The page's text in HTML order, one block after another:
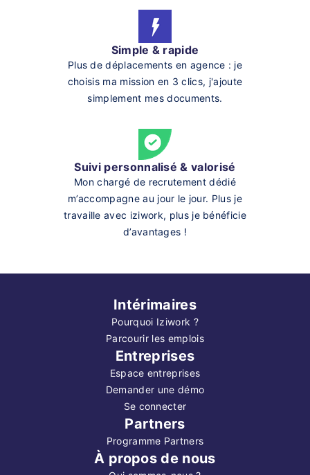
Simple & rapide
Plus de déplacements en agence : je
choisis ma mission en 3 clics, j'ajoute
simplement mes documents.
Suivi personnalisé & valorisé
Mon chargé de recrutement dédié
m’accompagne au jour le jour. Plus je
travaille avec iziwork, plus je bénéficie
d’avantages !
Intérimaires
Pourquoi Iziwork ?
Parcourir les emplois
Entreprises
Espace entreprises
Demander une démo
Se connecter
Partners
Programme Partners
À propos de nous